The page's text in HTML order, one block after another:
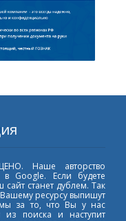
Наше авторство
Google. Если будете
сайт станет дублем. Так
ресурсу выпишут
за то, что Вы у нас
из поиска и наступит